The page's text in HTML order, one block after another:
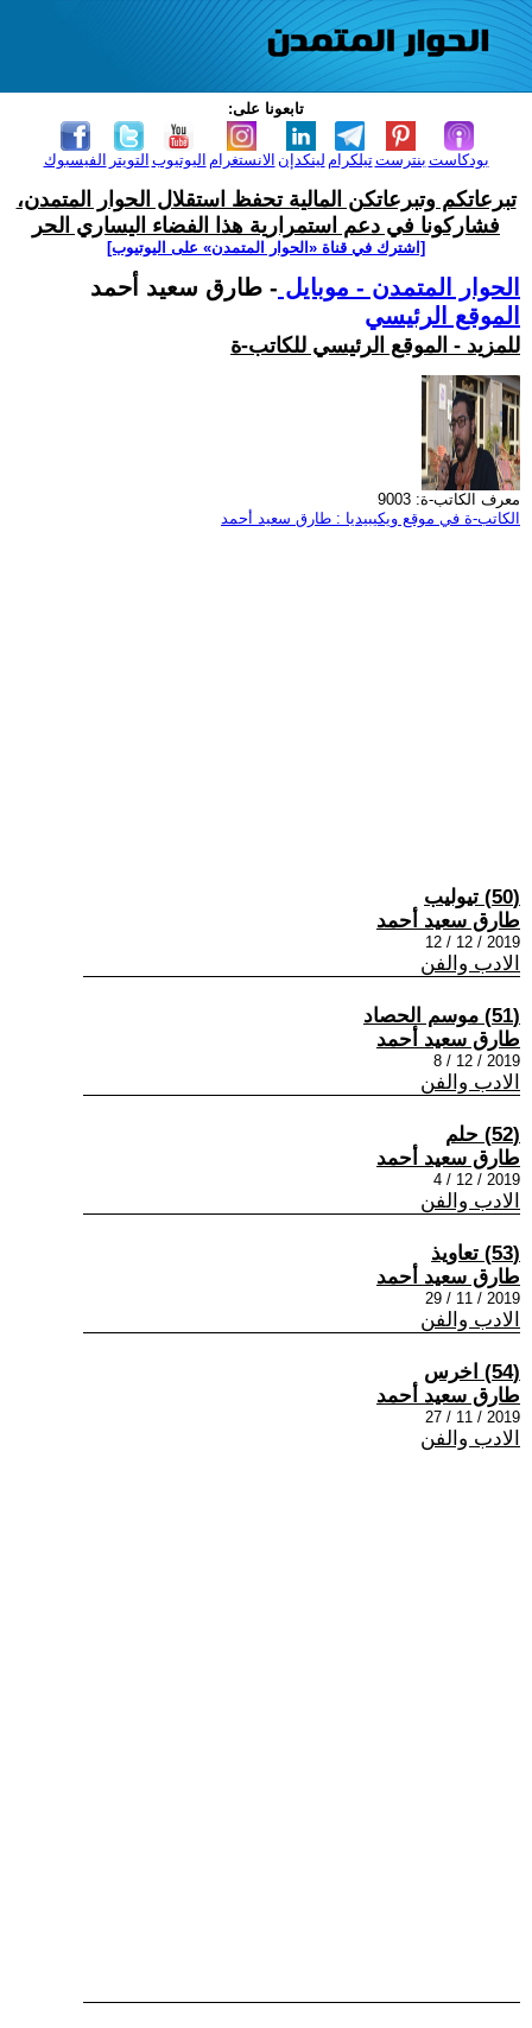
تابعونا على:
الفيسبوك التويتر اليوتيوب الانستغرام لينكدإن تيلكرامبنترست بودكاست
تبرعاتكم وتبرعاتكن المالية تحفظ استقلال الحوار المتمدن،
فشاركونا في دعم استمرارية هذا الفضاء اليساري الحر
[اشترك في قناة ‫«الحوار المتمدن» على اليوتيوب]
الحوار المتمدن - موبايل - طارق سعيد أحمد
الموقع الرئيسي
للمزيد - الموقع الرئيسي للكاتب-ة
معرف الكاتب-ة: 9003
الكاتب-ة في موقع ويكيبيديا : طارق سعيد أحمد
(50) تيوليب
طارق سعيد أحمد
2019 / 12 / 12
الادب والفن
(51) موسم الحصاد
طارق سعيد أحمد
2019 / 12 / 8
الادب والفن
(52) حلم
طارق سعيد أحمد
2019 / 12 / 4
الادب والفن
(53) تعاويذ
طارق سعيد أحمد
2019 / 11 / 29
الادب والفن
(54) اخرس
طارق سعيد أحمد
2019 / 11 / 27
الادب والفن